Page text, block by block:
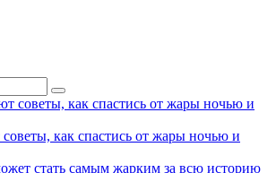
как спастись от жары ночью и